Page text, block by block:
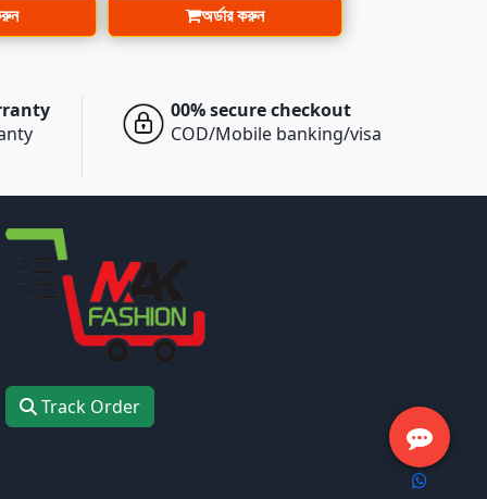
অর্ডার করুন
00% secure checkout
COD/Mobile banking/visa
Track Order